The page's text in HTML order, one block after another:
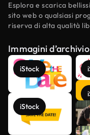
Esplora e scarica
sito web o qualsiasi
riserva di alta qualità
Immagini
iStock
iStock